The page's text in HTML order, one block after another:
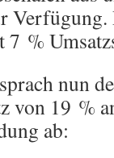
%
nun
von 19 %
ab: